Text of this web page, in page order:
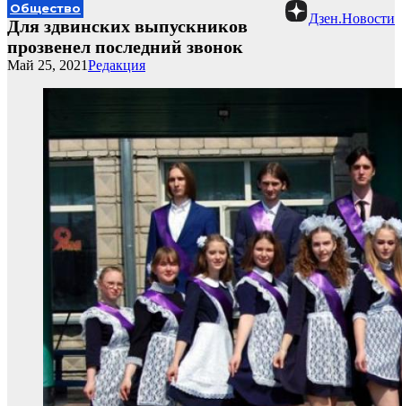
Дзен.Новости
Общество
Для здвинских выпускников
прозвенел последний звонок
Редакция
Май 25, 2021